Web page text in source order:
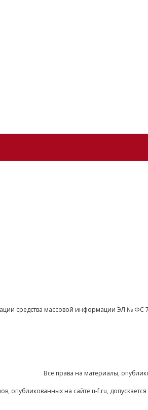
средства массовой информации ЭЛ №
Все права на материалы,
опубликованных на сайте u-f.ru,